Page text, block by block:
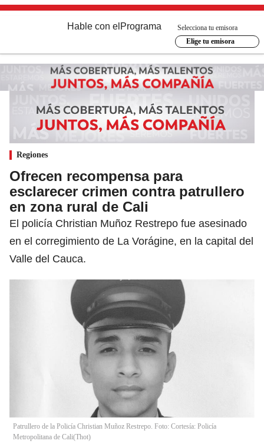
Hable con el Programa
Selecciona tu emisora
Elige tu emisora
Regiones
Ofrecen recompensa para
esclarecer crimen contra patrullero
en zona rural de Cali
El policía Christian Muñoz Restrepo fue asesinado
en el corregimiento de La Vorágine, en la capital del
Valle del Cauca.
Patrullero de la Policía Christian Muñoz Restrepo. Foto: Cortesía: Policía
Metropolitana de Cali(Thot)